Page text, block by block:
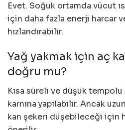
Evet. Soğuk ortamda vücut
için daha fazla enerji harcar
hızlandırabilir.
Yağ yakmak için aç
doğru mu?
Kısa süreli ve düşük
karnına yapılabilir. Ancak
kan şekeri düşebileceği için